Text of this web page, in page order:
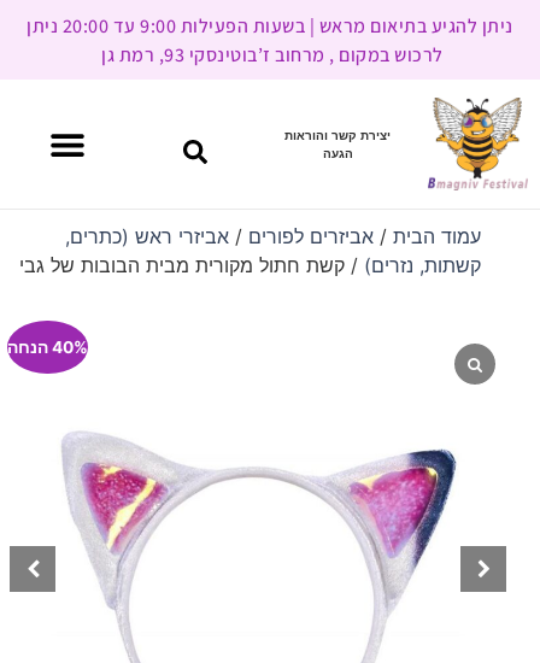
ניתן להגיע בתיאום מראש | בשעות הפעילות 9:00 עד 20:00 ניתן
לרכוש במקום , מרחוב ז’בוטינסקי 93, רמת גן
יצירת קשר והוראות
הגעה
עמוד הבית/ אביזרים לפורים / אביזרי ראש (כתרים,
קשתות, נזרים) / קשת חתול מקורית מבית הבובות של גבי
40% הנחה